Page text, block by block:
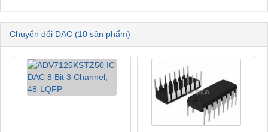
Chuyển đổi DAC (10 sản phẩm)